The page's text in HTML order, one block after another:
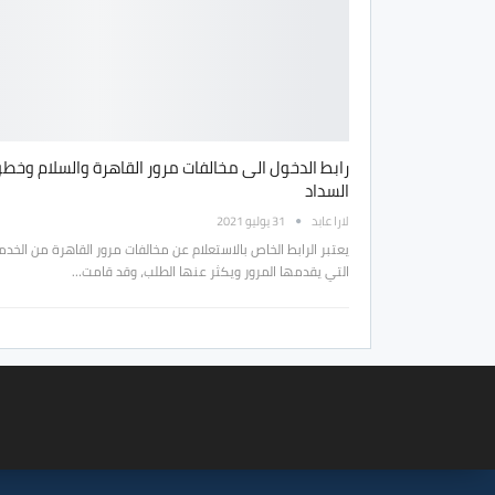
رابط الدخول الى مخالفات مرور القاهرة والسلام
السداد
لارا عابد 31 يوليو 2021
يعتبر الرابط الخاص بالاستعلام عن مخالفات مرور القاهرة من
التي يقدمها المرور ويكثر عنها الطلب، وقد قامت…